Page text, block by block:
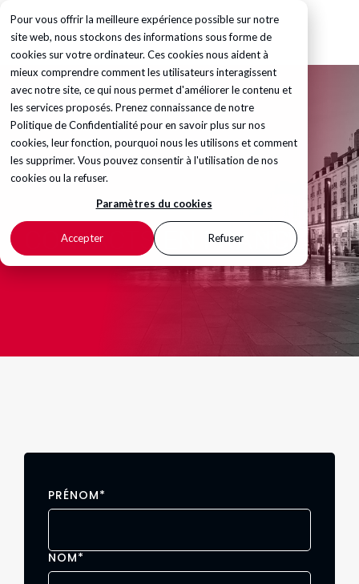
Pour vous offrir la meilleure expérience possible sur notre
site web, nous stockons des informations sous forme de
cookies sur votre ordinateur. Ces cookies nous aident à
mieux comprendre comment les utilisateurs interagissent
avec notre site, ce qui nous permet d'améliorer le contenu et
les services proposés. Prenez connaissance de notre
Politique de Confidentialitépour en savoir plus sur nos
cookies, leur fonction, pourquoi nous les utilisons et comment
les supprimer. Vous pouvez consentir à l'utilisation de nos
cookies ou la refuser.
Paramètres du cookies
Accepter Refuser
CONTACTS EN FRANCE
PRÉNOM*
NOM*